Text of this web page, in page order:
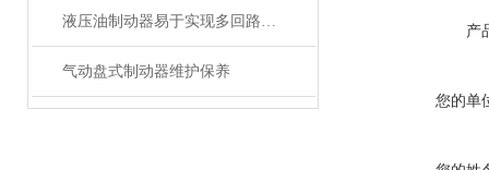
液压油制动器易于实现多回路控制
气动盘式制动器维护保养
产
您的单